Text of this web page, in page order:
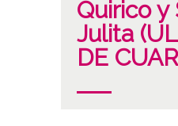
Quirico y
Julita
DE